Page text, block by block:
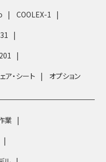
COOLEX-1
ア・シート オプション
業